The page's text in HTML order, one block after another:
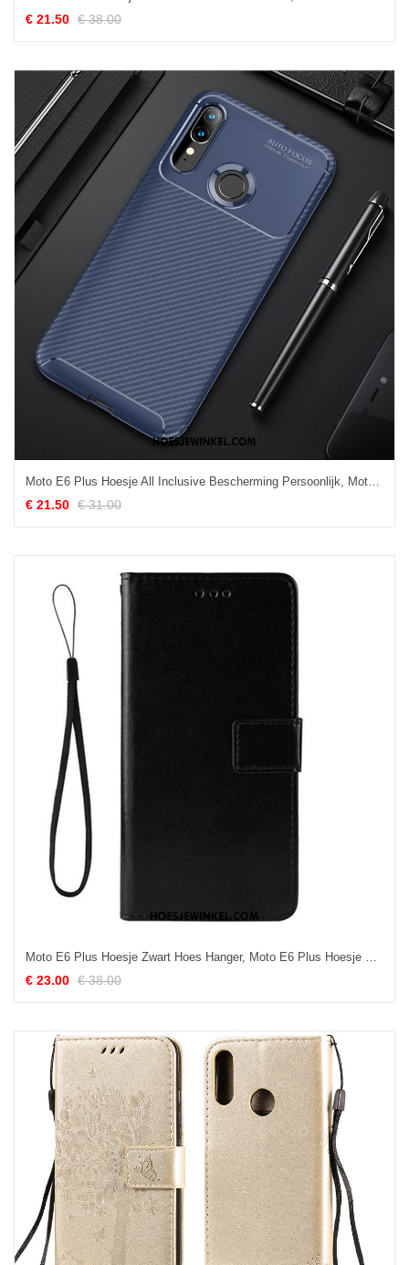
€ 21.50 € 38.00
€ 21.50 € 31.00
€ 23.00 € 38.00